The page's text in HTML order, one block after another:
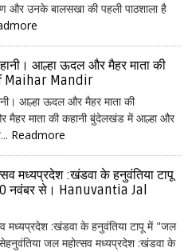
और उनके बालसखा की पहली पाठशाला है
आल्हा ऊदल और मैहर माता की
Maihar Mandir
आल्हा ऊदल और मैहर माता की
मैहर माता की कहानी बुंदेलखंड में आल्हा और
Readmore
मध्यप्रदेश :खंडवा के हनुवंतिया टापू
नवंबर से। Hanuvantia Jal
मध्यप्रदेश :खंडवा के हनुवंतिया टापू में "जल
जल महोत्सव मध्यप्रदेश :खंडवा के